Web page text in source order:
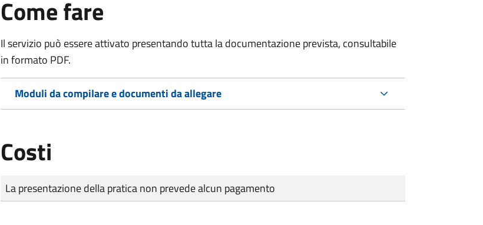
Come fare
Il servizio può essere attivato presentando tutta la documentazione prevista, consultabile
in formato PDF.
Moduli da compilare e documenti da allegare
Costi
Tipo di pagamento
Importo
La presentazione della pratica non prevede alcun pagamento